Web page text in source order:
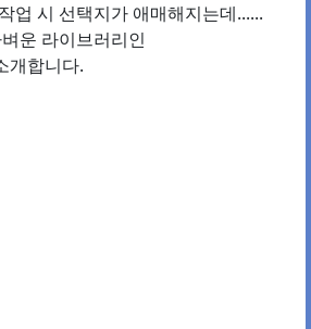
업 시 선택지가 애매해지는데......
운 라이브러리인
개합니다.